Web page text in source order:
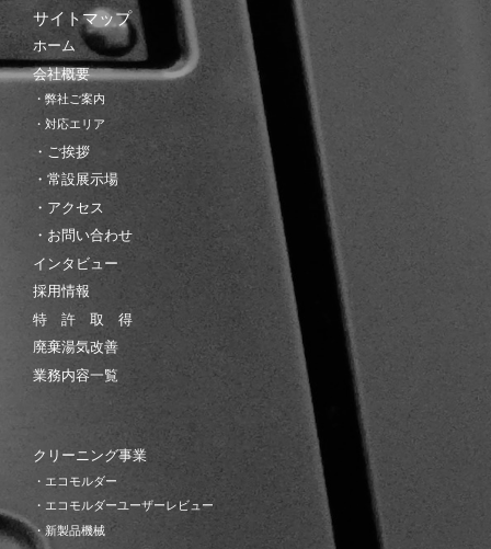
サイトマップ
ホーム
会社概要
・弊社ご案内
・対応エリア
・ご挨拶
・常設展示場
・アクセス
・お問い合わせ
インタビュー
採用情報
特 許 取 得
廃棄湯気改善
業務内容一覧
クリーニング事業
・エコモルダー
・エコモルダーユーザーレビュー
・新製品機械